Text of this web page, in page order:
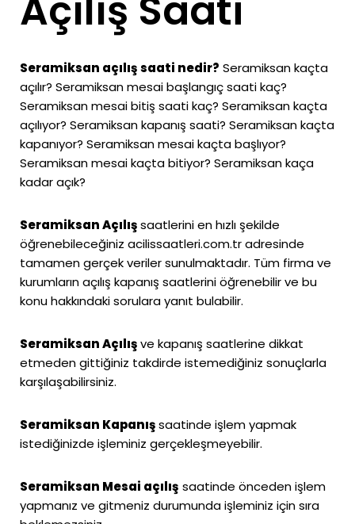
Açılış Saati
Seramiksan açılış saati nedir? Seramiksan kaçta
açılır? Seramiksan mesai başlangıç saati kaç?
Seramiksan mesai bitiş saati kaç? Seramiksan kaçta
açılıyor? Seramiksan kapanış saati? Seramiksan kaçta
kapanıyor? Seramiksan mesai kaçta başlıyor?
Seramiksan mesai kaçta bitiyor? Seramiksan kaça
kadar açık?
Seramiksan Açılışsaatlerini en hızlı şekilde
öğrenebileceğiniz acilissaatleri.com.tradresinde
tamamen gerçek veriler sunulmaktadır. Tüm firma ve
kurumların açılış kapanış saatlerini öğrenebilir ve bu
konu hakkındaki sorulara yanıt bulabilir.
Seramiksan Açılışve kapanış saatlerine dikkat
etmeden gittiğiniz takdirde istemediğiniz sonuçlarla
karşılaşabilirsiniz.
Seramiksan Kapanışsaatinde işlem yapmak
istediğinizde işleminiz gerçekleşmeyebilir.
Seramiksan Mesai açılış saatinde önceden işlem
yapmanız ve gitmeniz durumunda işleminiz için sıra